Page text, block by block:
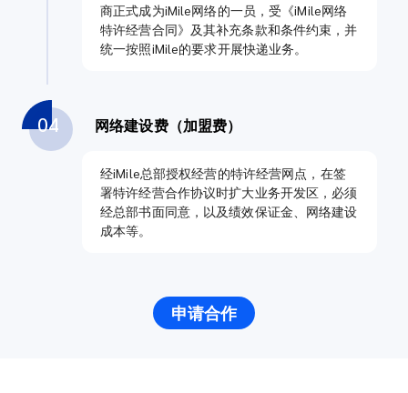
商正式成为iMile网络的一员，受《iMile网络
特许经营合同》及其补充条款和条件约束，并
统一按照iMile的要求开展快递业务。
04 网络建设费（加盟费）
经iMile总部授权经营的特许经营网点，在签
署特许经营合作协议时扩大业务开发区，必须
经总部书面同意，以及绩效保证金、网络建设
成本等。
申请合作